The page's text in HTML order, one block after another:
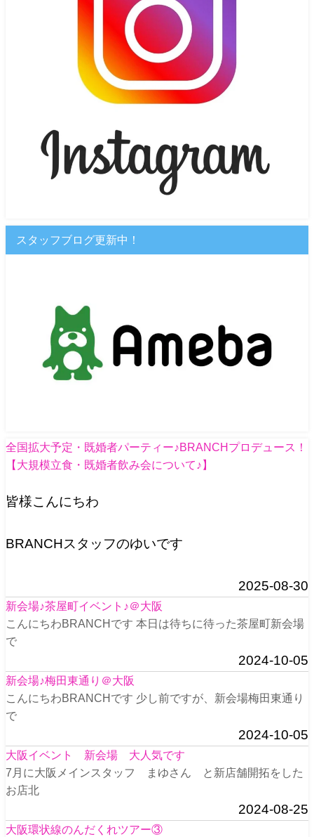
スタッフブログ更新中！
全国拡大予定・既婚者パーティー♪BRANCHプロデュース！
【大規模立食・既婚者飲み会について♪】
皆様こんにちわ
BRANCHスタッフのゆいです
2025-08-30
新会場♪茶屋町イベント♪＠大阪
こんにちわBRANCHです 本日は待ちに待った茶屋町新会場
で
2024-10-05
新会場♪梅田東通り＠大阪
こんにちわBRANCHです 少し前ですが、新会場梅田東通り
で
2024-10-05
大阪イベント 新会場 大人気です
7月に大阪メインスタッフ まゆさん と新店舗開拓をした
お店北
2024-08-25
大阪環状線のんだくれツアー③